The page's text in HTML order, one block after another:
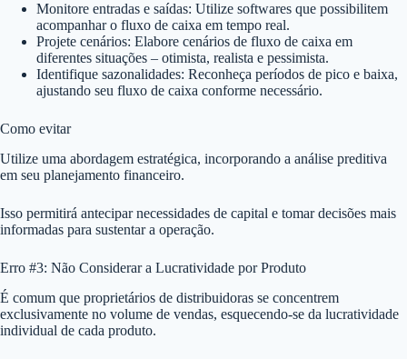
Monitore entradas e saídas: Utilize softwares que possibilitem
acompanhar o fluxo de caixa em tempo real.
Projete cenários: Elabore cenários de fluxo de caixa em
diferentes situações – otimista, realista e pessimista.
Identifique sazonalidades: Reconheça períodos de pico e baixa,
ajustando seu fluxo de caixa conforme necessário.
Como evitar
Utilize uma abordagem estratégica, incorporando a análise preditiva
em seu planejamento financeiro.
Isso permitirá antecipar necessidades de capital e tomar decisões mais
informadas para sustentar a operação.
Erro #3: Não Considerar a Lucratividade por Produto
É comum que proprietários de distribuidoras se concentrem
exclusivamente no volume de vendas, esquecendo-se da lucratividade
individual de cada produto.